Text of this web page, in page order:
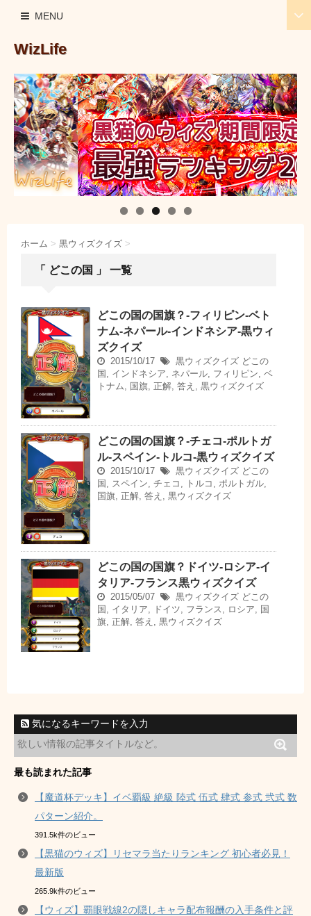
MENU
WizLife
ホーム > 黒ウィズクイズ >
「 どこの国 」 一覧
どこの国の国旗？-フィリピン-ベト
ナム-ネパール-インドネシア-黒ウィ
ズクイズ
2015/10/17 黒ウィズクイズ どこの
国
インドネシア ネパール フィリピン ベ
トナム
国旗 正解 答え 黒ウィズクイズ
どこの国の国旗？-チェコ-ポルトガ
ル-スペイン-トルコ-黒ウィズクイズ
2015/10/17 黒ウィズクイズ どこの
国 , スペイン, チェコ , トルコ , ポルトガル,
国旗, 正解, 答え , 黒ウィズクイズ
どこの国の国旗？ドイツ-ロシア-イ
タリア-フランス黒ウィズクイズ
2015/05/07 黒ウィズクイズ どこの
国 , イタリア, ドイツ, フランス , ロシア, 国
旗, 正解, 答え , 黒ウィズクイズ
気になるキーワードを入力
最も読まれた記事
【魔道杯デッキ】イベ覇級 絶級 陸式 伍式 肆式 参式 弐式 数
パターン紹介。
391.5k件のビュー
【黒猫のウィズ】リセマラ当たりランキング 初心者必見！
最新版
265.9k件のビュー
【ウィズ】覇眼戦線2の隠しキャラ配布報酬の入手条件と評